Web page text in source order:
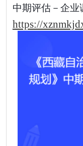
中期评估－ 企业
https://